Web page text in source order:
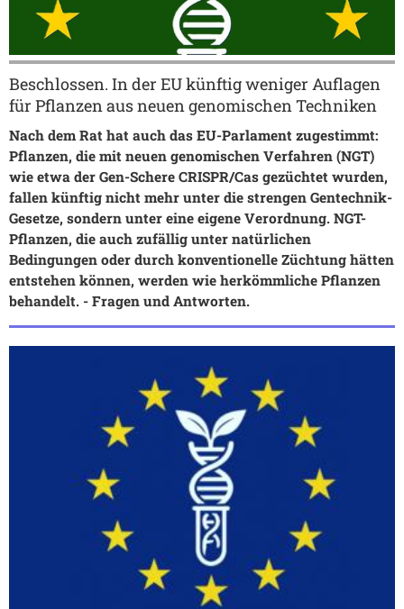
Beschlossen. In der EU künftig weniger Auflagen
für Pflanzen aus neuen genomischen Techniken
Nach dem Rat hat auch das EU-Parlament zugestimmt:
Pflanzen, die mit neuen genomischen Verfahren (NGT)
wie etwa der Gen-Schere CRISPR/Cas gezüchtet wurden,
fallen künftig nicht mehr unter die strengen Gentechnik-
Gesetze, sondern unter eine eigene Verordnung. NGT-
Pflanzen, die auch zufällig unter natürlichen
Bedingungen oder durch konventionelle Züchtung hätten
entstehen können, werden wie herkömmliche Pflanzen
behandelt. - Fragen und Antworten.